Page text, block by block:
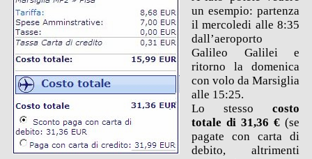
un esempio: partenza
il mercoledi alle 8:35
dall’aeroporto
Galileo Galilei e
ritorno la domenica
con volo da Marsiglia
alle 15:25.
Lo stessocosto
totale di 31,36 € (se
pagate con carta di
debito, altrimenti